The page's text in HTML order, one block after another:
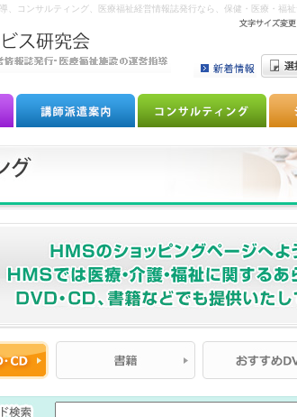
コンサルティング、医療福祉経営情報誌発行なら、保健・医療・福